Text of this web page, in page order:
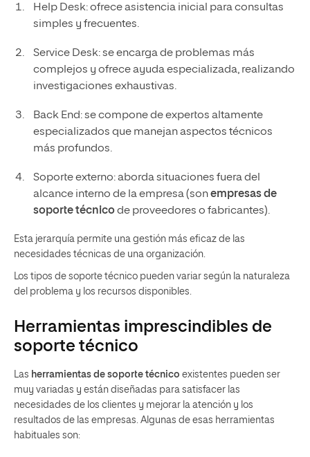
Help Desk: ofrece asistencia inicial para consultas
simples y frecuentes.
Service Desk: se encarga de problemas más
complejos y ofrece ayuda especializada, realizando
investigaciones exhaustivas.
Back End: se compone de expertos altamente
especializados que manejan aspectos técnicos
más profundos.
Soporte externo: aborda situaciones fuera del
alcance interno de la empresa (sonempresas de
soporte técnicode proveedores o fabricantes).
Esta jerarquía permite una gestión más eficaz de las
necesidades técnicas de una organización.
Los tipos de soporte técnico pueden variar según la naturaleza
del problema y los recursos disponibles.
Herramientas imprescindibles de
soporte técnico
Las herramientas de soporte técnico existentes pueden ser
muy variadas y están diseñadas para satisfacer las
necesidades de los clientes y mejorar la atención y los
resultados de las empresas. Algunas de esas herramientas
habituales son: